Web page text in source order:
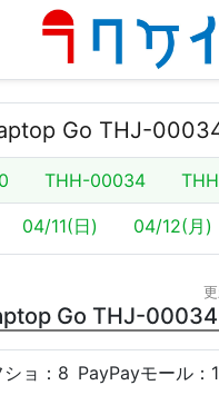
Go THJ-
THH-00034
04/11(日) 04/12(月)
Go THJ-00034
ョ： 8 PayPayモール：